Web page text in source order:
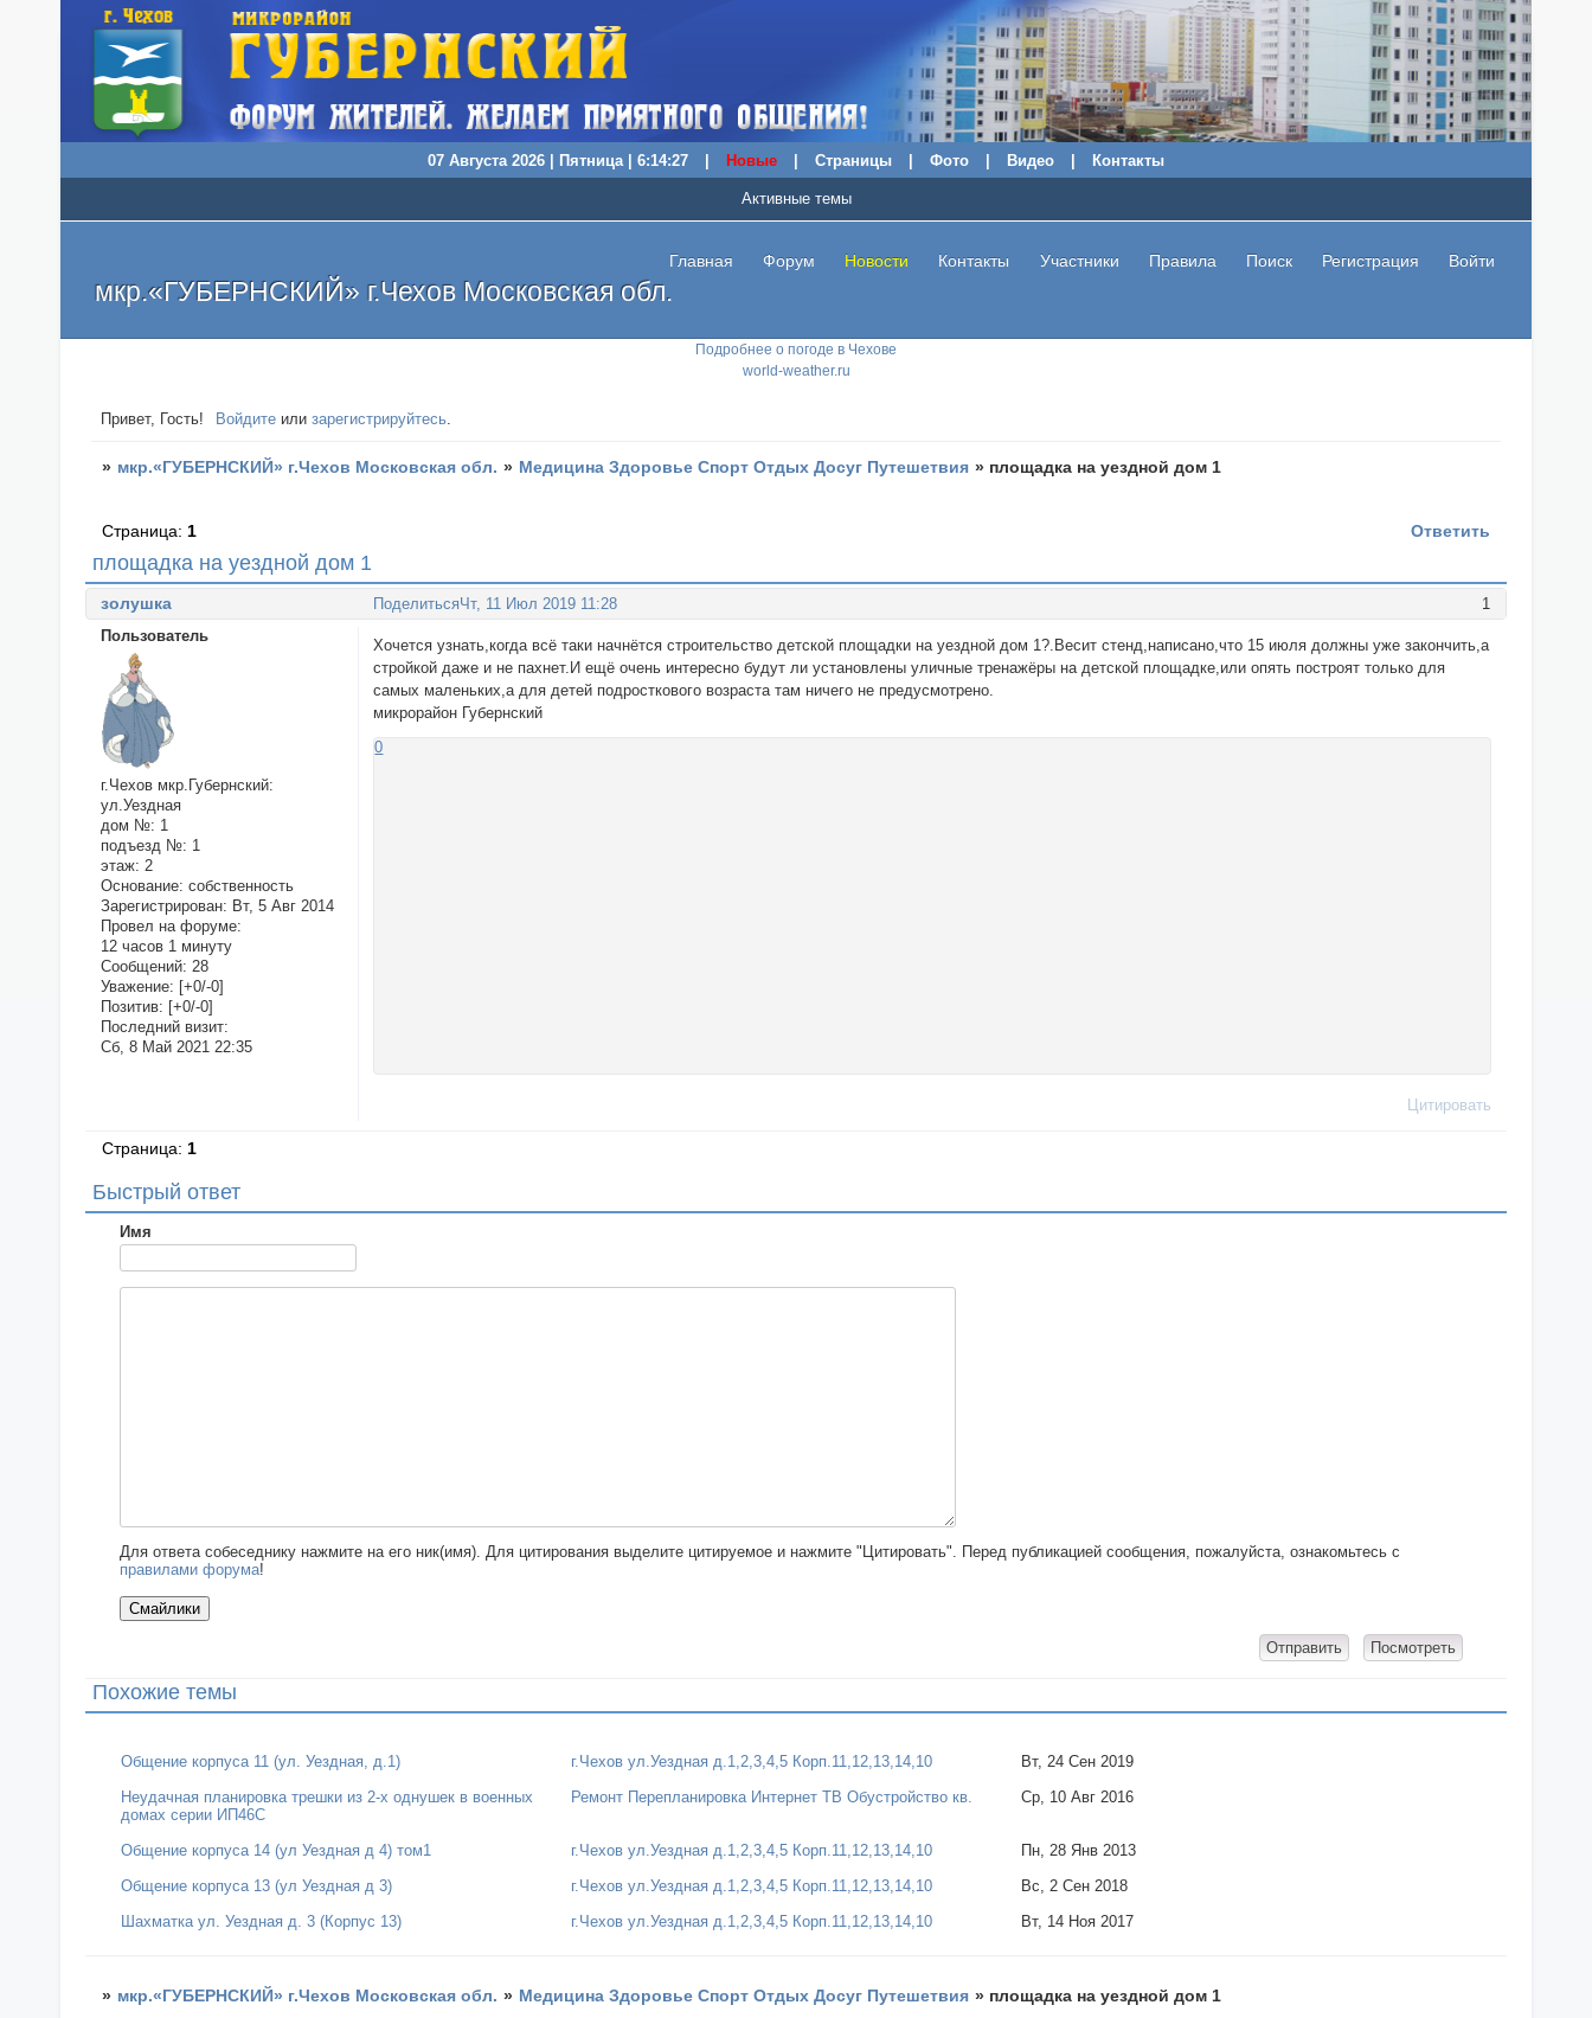
07 Августа 2026 | Пятница | 6:14:28 Новые Страницы Фото Видео Контакты
Подробнее о погоде в Чехове
world-weather.ru
мкр.«ГУБЕРНСКИЙ» г.Чехов Московская обл.
Главная Форум Новости Контакты Участники Правила Поиск Регистрация Войти
Активные темы
Привет, Гость! Войдите илизарегистрируйтесь.
» мкр.«ГУБЕРНСКИЙ» г.Чехов Московская обл. » Медицина Здоровье Спорт Отдых Досуг Путешетвия » площадка на уездной дом 1
площадка на уездной дом 1
Страница: 1 Ответить
Поделиться 1
Чт, 11 Июл 2019 11:28
золушка
Пользователь
г.Чехов мкр.Губернский:
ул.Уездная
дом №: 1
подъезд №: 1
этаж: 2
Основание: собственность
Зарегистрирован: Вт, 5 Авг 2014
Провел на форуме:
12 часов 1 минуту
Сообщений: 28
Уважение: [+0/-0]
Позитив: [+0/-0]
Последний визит:
Сб, 8 Май 2021 22:35
Хочется узнать,когда всё таки начнётся строительство детской площадки на уездной дом 1?.Весит стенд,написано,что 15 июля должны уже закончить,а
стройкой даже и не пахнет.И ещё очень интересно будут ли установлены уличные тренажёры на детской площадке,или опять построят только для
самых маленьких,а для детей подросткового возраста там ничего не предусмотрено.
микрорайон Губернский
0
Цитировать
Страница: 1
Быстрый ответ
Имя
Для ответа собеседнику нажмите на его ник(имя). Для цитирования выделите цитируемое и нажмите "Цитировать". Перед публикацией сообщения, пожалуйста, ознакомьтесь с
правилами форума!
Похожие темы
Общение корпуса 11 (ул. Уездная, д.1) г.Чехов ул.Уездная д.1,2,3,4,5 Корп.11,12,13,14,10
Вт, 24 Сен 2019
Неудачная планировка трешки из 2-х однушек в военных
домах серии ИП46С
Ремонт Перепланировка Интернет ТВ Обустройство кв. Ср, 10 Авг 2016
Общение корпуса 14 (ул Уездная д 4) том1 г.Чехов ул.Уездная д.1,2,3,4,5 Корп.11,12,13,14,10
Пн, 28 Янв 2013
Общение корпуса 13 (ул Уездная д 3)
г.Чехов ул.Уездная д.1,2,3,4,5 Корп.11,12,13,14,10
Вс, 2 Сен 2018
Шахматка ул. Уездная д. 3 (Корпус 13)
г.Чехов ул.Уездная д.1,2,3,4,5 Корп.11,12,13,14,10 Вт, 14 Ноя 2017
» мкр.«ГУБЕРНСКИЙ» г.Чехов Московская обл. » Медицина Здоровье Спорт Отдых Досуг Путешетвия » площадка на уездной дом 1